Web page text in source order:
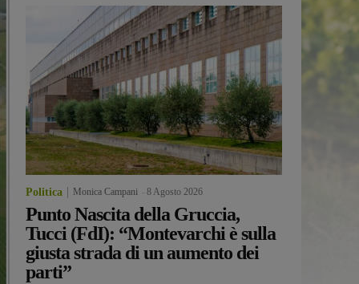
Politica Monica Campani 8 Agosto 2026
Punto Nascita della Gruccia,
Tucci (FdI): “Montevarchi è sulla
giusta strada di un aumento dei
parti”